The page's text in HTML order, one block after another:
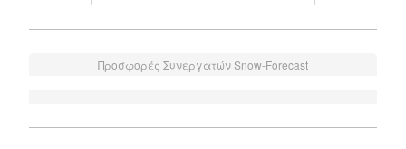
Προσφορές Συνεργατών Snow-Forecast